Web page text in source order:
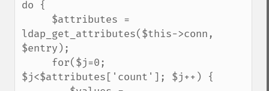
do {
ldap_get_attributes($this->conn,
$entry);
$j<$attributes['count']; $j++) {